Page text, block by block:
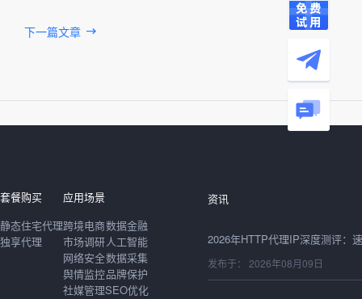
下一篇文章
套餐购买
静态住宅代理
独享代理
应用场景
跨境电商
市场调研
网络安全
舆情监控
社媒管理
数据金融
人工智能
数据采集
品牌保护
SEO优化
资讯
发布于： 2026年08月09日
发布于： 2026年08月09日